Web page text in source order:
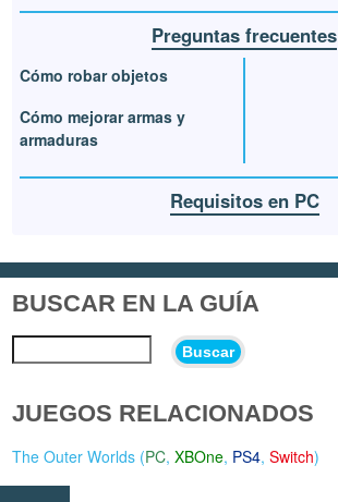
Preguntas frecuentes
Cómo robar objetos
Cómo mejorar armas y
armaduras
Requisitos en PC
BUSCAR EN LA GUÍA
Buscar
JUEGOS RELACIONADOS
The Outer Worlds (PC,XBOne, PS4,Switch)